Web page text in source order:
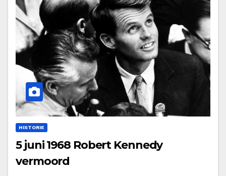
HISTORIE
5 juni 1968 Robert Kennedy
vermoord